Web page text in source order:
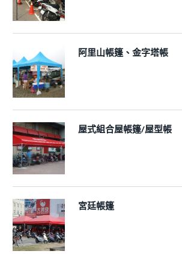
阿里山帳篷、金字塔帳
屋式組合屋帳篷/屋型帳
宮廷帳篷